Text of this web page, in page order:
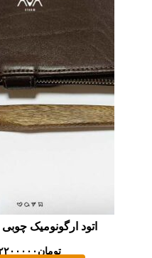
اتود ارگونومیک
تومان